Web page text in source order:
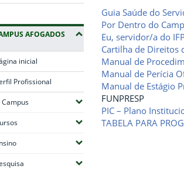
AFOGADOS
inicial
Profissional
Campus(Expandir submenus)
(Expandir submenus)
(Expandir submenus)
(Expandir submenus)
Guia Saúde do
Por Dentro do
Eu, servidor/a do
Cartilha de Direitos
Manual de
Manual de Perícia
Manual de Estágio
FUNPRESP
PIC – Plano
TABELA PARA